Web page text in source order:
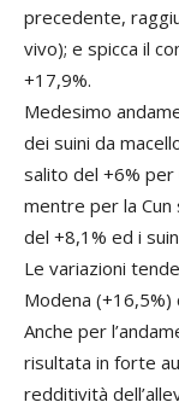
precedente,
vivo); e spicca il
+17,9%.
Medesimo
dei suini da
salito del +6%
mentre per la Cun
del +8,1% ed i
Le variazioni
Modena (+16,5%)
Anche per
risultata in forte
redditività